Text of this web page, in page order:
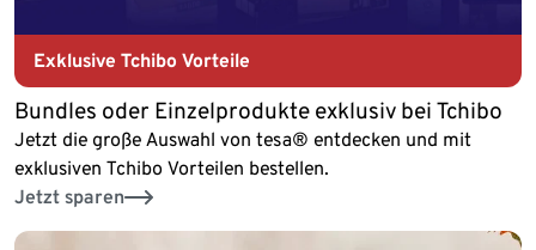
Exklusive Tchibo Vorteile
Bundles oder Einzelprodukte exklusiv bei Tchibo
Jetzt die große Auswahl von tesa® entdecken und mit
exklusiven Tchibo Vorteilen bestellen.
Jetzt sparen